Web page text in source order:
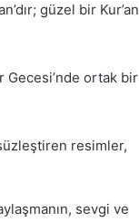
güzel bir Kur’an
Gecesi’nde ortak bir
resimler,
sevgi ve